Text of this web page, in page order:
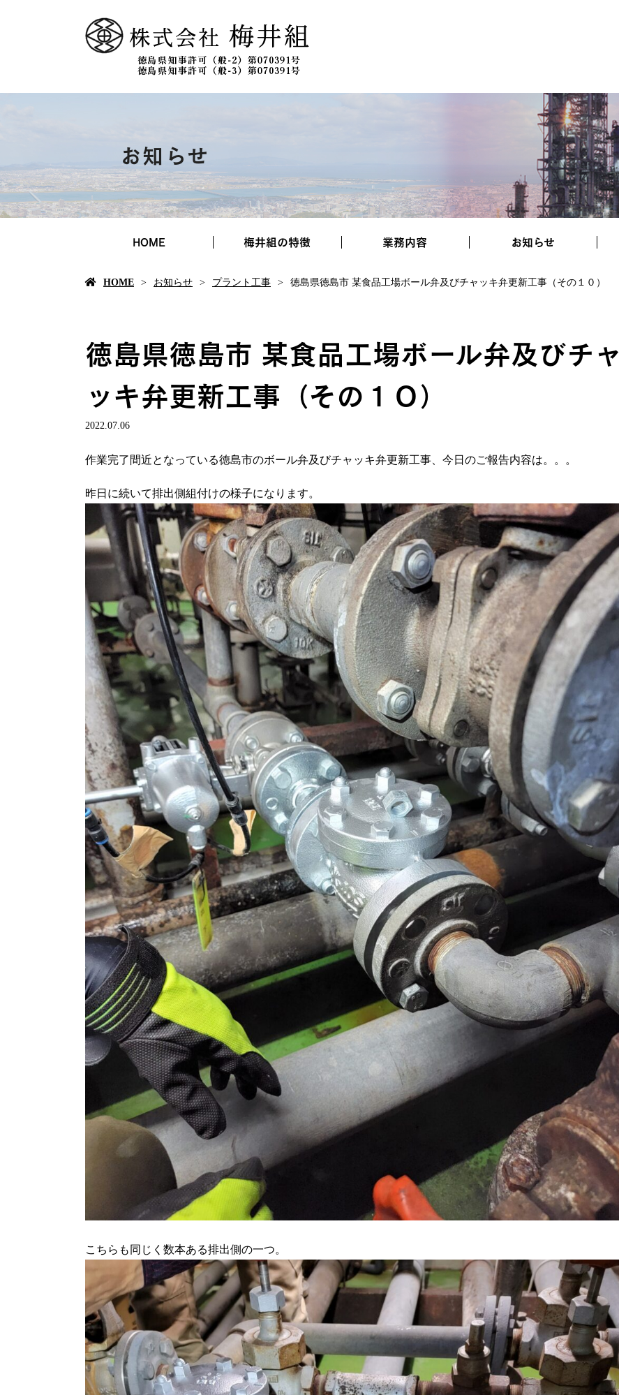
お知らせ
HOME 梅井組の特徴 業務内容 お知らせ
HOME お知らせ プラント工事 徳島県徳島市 某食品工場ボール弁及びチャッキ弁更新工事（その１０）
徳島県徳島市 某食品工場ボール弁及びチャ
ッキ弁更新工事（その１０）
2022.07.06
作業完了間近となっている徳島市のボール弁及びチャッキ弁更新工事、今日のご報告内容は。。。
昨日に続いて排出側組付けの様子になります。
こちらも同じく数本ある排出側の一つ。